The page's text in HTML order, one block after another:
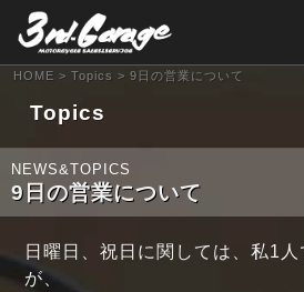
HOME > Topics > 9日の営業について
Topics
NEWS&TOPICS
9日の営業について
日曜日、祝日に関しては、私1
が、